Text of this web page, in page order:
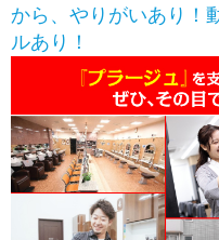
から、やりがいあり！
ルあり！